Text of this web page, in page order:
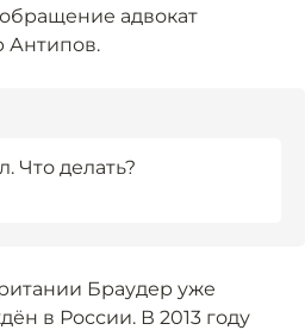
адвокат
Антипов.
Что делать?
Браудер уже
в России. В 2013 году